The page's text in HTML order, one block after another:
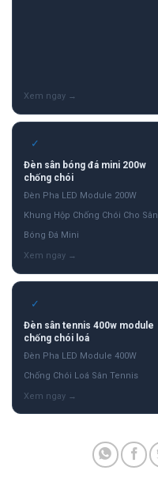
✓
Đèn sân bóng đá mini 200w
chống chói
Đèn Pha LED Module 200W
Khung Hộp Chống Chói Cho Sân
Bóng Đá Mini
✓
Đèn sân tennis 400w module
chống chói loá
Đèn Pha LED Module 400W
Chống Chói Loá Sân Tennis